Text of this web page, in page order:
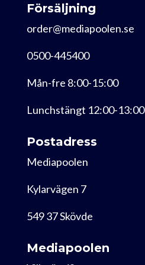
Försäljning
order@mediapoolen.se
0500-445400
Mån-fre 8:00-15:00
Lunchstängt 12:00-13:00
Postadress
Mediapoolen
Kylarvägen 7
549 37 Skövde
Mediapoolen